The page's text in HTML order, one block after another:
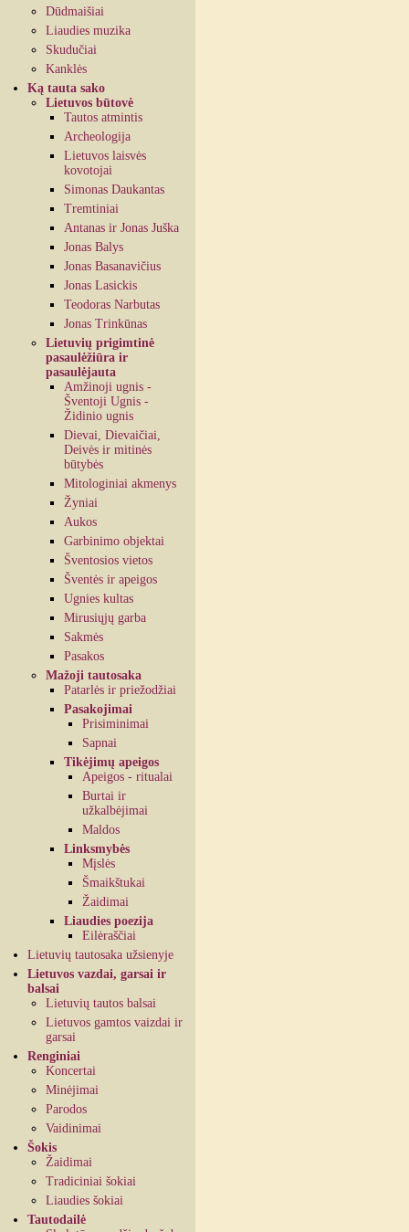
Dūdmaišiai
Liaudies muzika
Skudučiai
Kanklės
Ką tauta sako
Lietuvos būtovė
Tautos atmintis
Archeologija
Lietuvos laisvės
kovotojai
Simonas Daukantas
Tremtiniai
Antanas ir Jonas Juška
Jonas Balys
Jonas Basanavičius
Jonas Lasickis
Teodoras Narbutas
Jonas Trinkūnas
Lietuvių prigimtinė
pasaulėžiūra ir
pasaulėjauta
Amžinoji ugnis -
Šventoji Ugnis -
Židinio ugnis
Dievai, Dievaičiai,
Deivės ir mitinės
būtybės
Mitologiniai akmenys
Žyniai
Aukos
Garbinimo objektai
Šventosios vietos
Šventės ir apeigos
Ugnies kultas
Mirusiųjų garba
Sakmės
Pasakos
Mažoji tautosaka
Patarlės ir priežodžiai
Pasakojimai
Prisiminimai
Sapnai
Tikėjimų apeigos
Apeigos - ritualai
Burtai ir
užkalbėjimai
Maldos
Linksmybės
Mįslės
Šmaikštukai
Žaidimai
Liaudies poezija
Eilėraščiai
Lietuvių tautosaka užsienyje
Lietuvos vazdai, garsai ir
balsai
Lietuvių tautos balsai
Lietuvos gamtos vaizdai ir
garsai
Renginiai
Koncertai
Minėjimai
Parodos
Vaidinimai
Šokis
Žaidimai
Tradiciniai šokiai
Liaudies šokiai
Tautodailė